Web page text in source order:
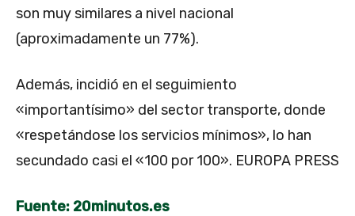
son muy similares a nivel nacional
(aproximadamente un 77%).
Además, incidió en el seguimiento
«importantísimo» del sector transporte, donde
«respetándose los servicios mínimos», lo han
secundado casi el «100 por 100». EUROPA PRESS
Fuente: 20minutos.es